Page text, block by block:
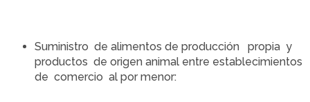
Suministro de alimentos de producción propia y
productos de origen animal entre establecimientos
de comercio al por menor: